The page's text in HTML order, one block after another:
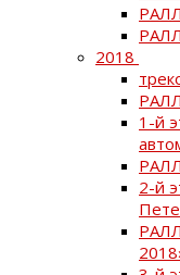
2018
1-й
2-й